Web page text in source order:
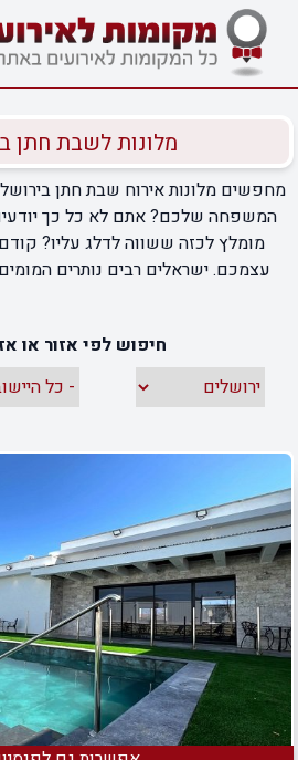
מלונות לשבת חתן
מחפשים מלונות אירוח שבת חתן
המשפחה שלכם? אתם לא כל כך
מומלץ לכזה ששווה לדלג עליו?
עצמכם. ישראלים רבים נותרים
והעסקים שמציעים לארח אותם
חייבים לקבל החלטה, כדאי שתיעזרו
קשה בשביל למצוא עבורכם את
ביותר לחגיגות שבת חתן בירושלים
ביותר בעבור ההשקעה שלכם, וגם את
חיפוש לפי אזור או